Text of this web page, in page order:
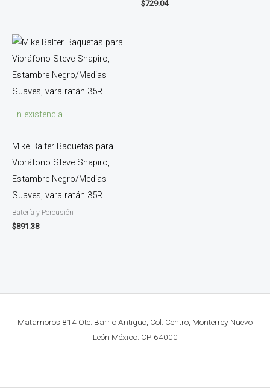
$729.04
En existencia
Mike Balter Baquetas para
Vibráfono Steve Shapiro,
Estambre Negro/Medias
Suaves, vara ratán 35R
Batería y Percusión
$891.38
Matamoros 814 Ote. Barrio Antiguo, Col. Centro, Monterrey Nuevo
León México. CP. 64000